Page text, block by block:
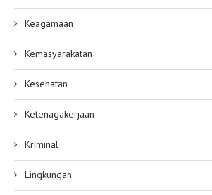
Keagamaan
Kemasyarakatan
Kesehatan
Ketenagakerjaan
Kriminal
Lingkungan